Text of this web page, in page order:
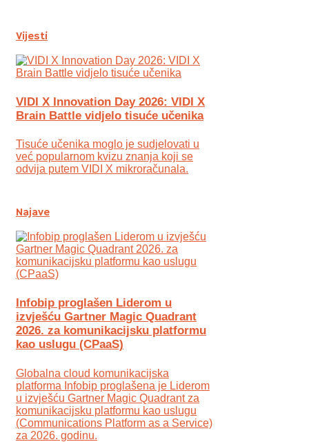
Vijesti
VIDI X Innovation Day 2026: VIDI X
Brain Battle vidjelo tisuće učenika
Tisuće učenika moglo je sudjelovati u
već popularnom kvizu znanja koji se
odvija putem VIDI X mikroračunala.
Najave
Infobip proglašen Liderom u
izvješću Gartner Magic Quadrant
2026. za komunikacijsku platformu
kao uslugu (CPaaS)
Globalna cloud komunikacijska
platforma Infobip proglašena je Liderom
u izvješću Gartner Magic Quadrant za
komunikacijsku platformu kao uslugu
(Communications Platform as a Service)
za 2026. godinu.